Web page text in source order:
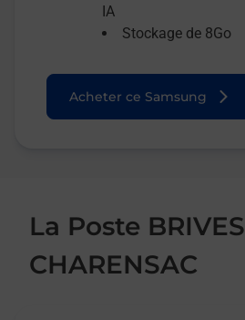
IA
Stockage de 8Go
Acheter ce Samsung
La Poste BRIVES
CHARENSAC